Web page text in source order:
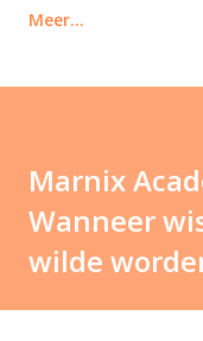
Meer…
Marnix
Wanneer
wilde